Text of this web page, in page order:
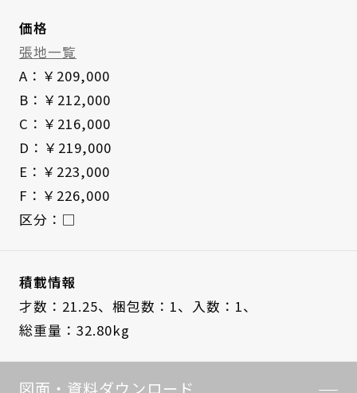
価格
張地一覧
A：￥209,000
B：￥212,000
C：￥216,000
D：￥219,000
E：￥223,000
F：￥226,000
区分：□
積載情報
才数：21.25、 梱包数：1、 入数：1、
総重量：32.80kg
図面・資料ダウンロード